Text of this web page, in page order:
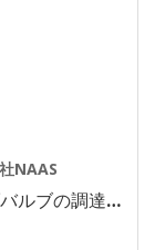
NAAS
ルブの調達…